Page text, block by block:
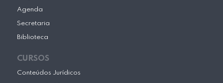
Agenda
Secretaria
Biblioteca
CURSOS
Conteúdos Jurídicos